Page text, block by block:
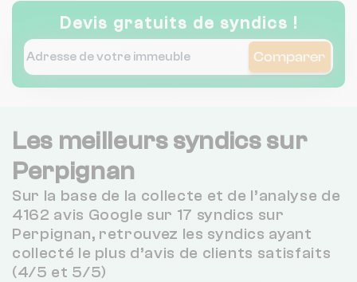
Carrere Immobilier
Aris Immobilier
Cabinet De La Cite
Foncia Roussillon
Citya Guisset Valanchon
Devis gratuits de syndics !
Comparer
Les meilleurs syndics sur
Perpignan
Sur la base de la collecte et de l’analyse de
4162 avis Google sur 17 syndics sur
Perpignan, retrouvez les syndics ayant
collecté le plus d’avis de clients satisfaits
(4/5 et 5/5)